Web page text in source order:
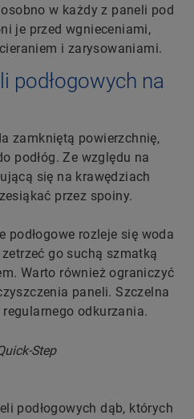
w każdy z paneli pod
je przed wgnieceniami,
i zarysowaniami.
podłogowych na
zamkniętą powierzchnię,
podłóg. Ze względu na
się na krawędziach
przez spoiny.
podłogowe rozleje się woda
go suchą szmatką
Warto również ograniczyć
paneli. Szczelna
odkurzania.
podłogowych dąb, których